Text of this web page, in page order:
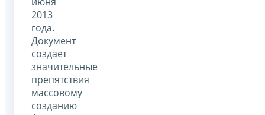
2013
года.
Документ
создает
значительные
препятствия
массовому
созданию